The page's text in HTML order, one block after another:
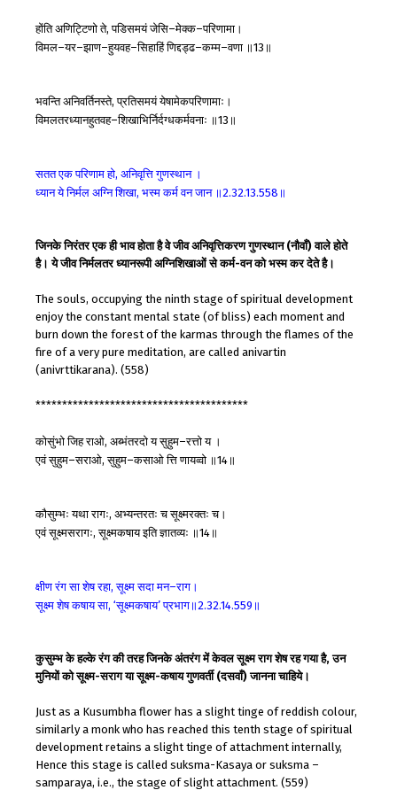
होंतिअणिट्टिणोते,पडिसमयंजेसि–मेक्क–परिणामा।
विमल–यर–झाण–हुयवह–सिहाहिंणिद्दड्ढ–कम्म–वणा ॥13 ॥
भवन्तिअनिवर्तिनस्ते,प्रतिसमयंयेषामेकपरिणामाः।
विमलतरध्यानहुतवह–शिखाभिर्निर्दग्धकर्मवनाः ॥13 ॥
सततएकपरिणामहो, अनिवृत्तिगुणस्थान ।
ध्यानयेनिर्मलअग्निशिखा, भस्मकर्मवनजान ॥2.32.13.558 ॥
जिनके निरंतर एक ही भाव होता है वे जीव अनिवृत्तिकरण गुणस्थान (नौवाँ) वाले होते
है। ये जीव निर्मलतर ध्यानरूपी अग्निशिखाओं से कर्म-वन को भस्म कर देते है।
The souls, occupying the ninth stage of spiritual development
enjoy the constant mental state (of bliss) each moment and
burn down the forest of the karmas through the flames of the
fire of a very pure meditation, are called anivartin
(anivrttikarana). (558)
****************************************
कोसुंभोजिहराओ, अब्भंतरदोयसुहुम–रत्तोय ।
एवंसुहुम–सराओ,सुहुम–कसाओत्तिणायव्वो ॥14 ॥
कौसुम्भः यथारागः, अभ्यन्तरतः चसूक्ष्मरक्तः च।
एवंसूक्ष्मसरागः,सूक्ष्मकषायइतिज्ञातव्यः ॥14 ॥
क्षीणरंगसाशेषरहा,सूक्ष्मसदामन–राग।
सूक्ष्मशेषकषायसा, ‘सूक्ष्मकषाय’प्रभाग॥2.32.14.559 ॥
कुसुम्भ के हल्के रंग की तरह जिनके अंतरंग में केवल सूक्ष्म राग शेष रह गया है, उन
मुनियों को सूक्ष्म-सराग या सूक्ष्म-कषाय गुणवर्ती (दसवाँ) जानना चाहिये।
Just as a Kusumbha flower has a slight tinge of reddish colour,
similarly a monk who has reached this tenth stage of spiritual
development retains a slight tinge of attachment internally,
Hence this stage is called suksma-Kasaya or suksma –
samparaya, i.e., the stage of slight attachment. (559)